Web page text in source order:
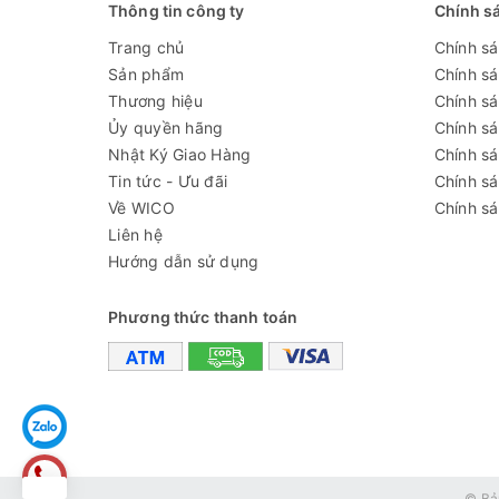
ảnh
Đầu ra video 4K /
Định dạng video
Độ phóng đại
Độ phân giải ảnh 16M
Định dạng ảnh
Chiều dài sóng
Tốc độ khung
hình
4K 24 @ fps ；
Thông tin công ty
Trang chủ
Sản phẩm
Thương hiệu
Ủy quyền hãng
Nhật Ký Giao Hàng
Tin tức - Ưu đãi
Về WICO
Liên hệ
Hướng dẫn sử dụng
Chính
Chính
Chính
Chính
Chính
Chính
Chính
Chính
Phương thức thanh toán